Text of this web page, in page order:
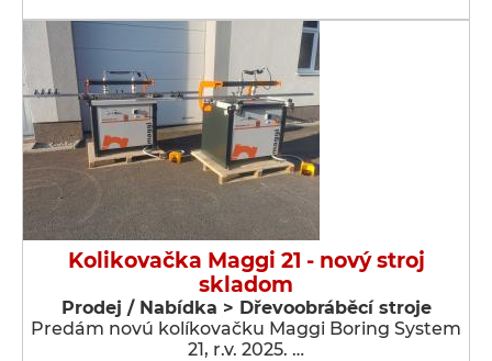
Kolikovačka Maggi 21 - nový stroj
skladom
Prodej / Nabídka > Dřevoobráběcí stroje
Predám novú kolíkovačku Maggi Boring System
21, r.v. 2025. …